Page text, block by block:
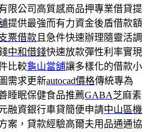
限公司高質感商品押專業借貸提
提供最強而有力資金後盾借款額
票借款 且急件快速辦理隨靈活調
中和借錢快速放款彈性利率實現
比較龜山當舖讓多樣化的借款小
需求更新autocad價格傳統專為
睡眠保健食品推薦GABA芝麻素
融資銀行車貸簡便申請中山區機
案，貸款經驗高爾夫用品通通協